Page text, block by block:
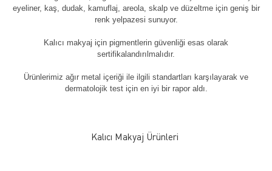
eyeliner, kaş, dudak, kamuflaj, areola, skalp ve düzeltme için geniş bir
renk yelpazesi sunuyor.
Kalıcı makyaj için pigmentlerin güvenliği esas olarak
sertifikalandırılmalıdır.
Ürünlerimiz ağır metal içeriği ile ilgili standartları karşılayarak ve
dermatolojik test için en iyi bir rapor aldı.
Kalıcı Makyaj Ürünleri